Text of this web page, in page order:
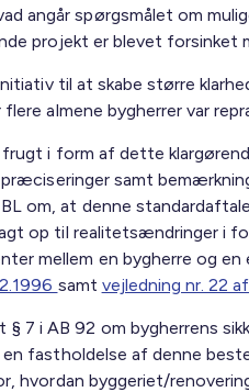
angår spørgsmålet om
projekt er blevet forsinket
til at skabe større
almene bygherrer var
frugt i form af dette
samt
om, at denne
op til realitetsændringer i
mellem en bygherre og
samt vejledning nr. 22
7 i AB 92 om bygherrens
en fastholdelse af denne
hvordan byggeriet/